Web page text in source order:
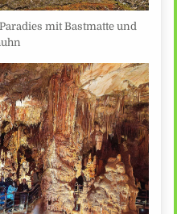
mit Bastmatte und